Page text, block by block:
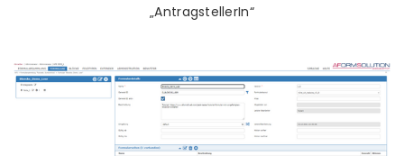
„AntragstellerIn“